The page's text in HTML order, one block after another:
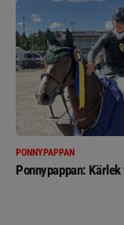
PONNYPAPPAN
Ponnypappan: